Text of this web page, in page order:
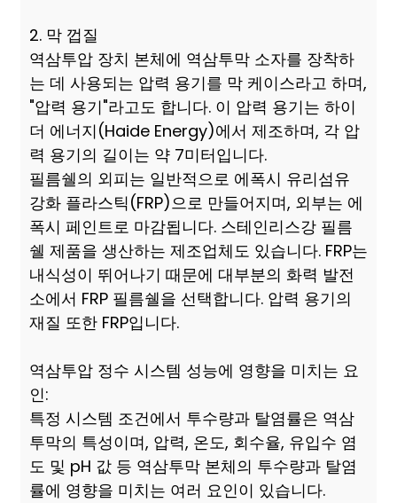
2. 막 껍질
역삼투압 장치 본체에 역삼투막 소자를 장착하
는 데 사용되는 압력 용기를 막 케이스라고 하며,
"압력 용기"라고도 합니다. 이 압력 용기는 하이
더 에너지(Haide Energy)에서 제조하며, 각 압
력 용기의 길이는 약 7미터입니다.
필름쉘의 외피는 일반적으로 에폭시 유리섬유
강화 플라스틱(FRP)으로 만들어지며, 외부는 에
폭시 페인트로 마감됩니다. 스테인리스강 필름
쉘 제품을 생산하는 제조업체도 있습니다. FRP는
내식성이 뛰어나기 때문에 대부분의 화력 발전
소에서 FRP 필름쉘을 선택합니다. 압력 용기의
재질 또한 FRP입니다.
역삼투압 정수 시스템 성능에 영향을 미치는 요
인:
특정 시스템 조건에서 투수량과 탈염률은 역삼
투막의 특성이며, 압력, 온도, 회수율, 유입수 염
도 및 pH 값 등 역삼투막 본체의 투수량과 탈염
률에 영향을 미치는 여러 요인이 있습니다.